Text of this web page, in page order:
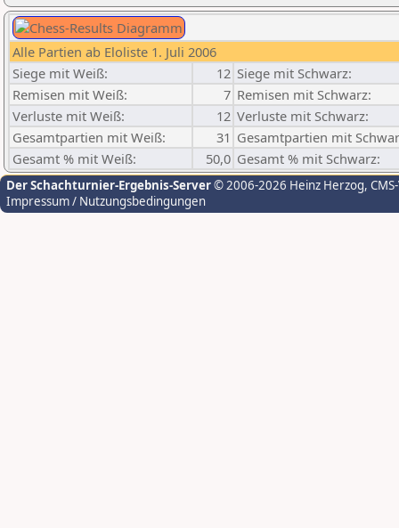
Alle Partien ab Eloliste 1. Juli 2006
Siege mit Weiß:
12 Siege mit Schwarz:
Remisen mit Weiß:
7 Remisen mit Schwarz:
Verluste mit Weiß:
12 Verluste mit Schwarz:
Gesamtpartien mit Weiß:
31 Gesamtpartien mit
Gesamt % mit Weiß:
50,0 Gesamt % mit Schwarz:
Der Schachturnier-Ergebnis-Server© 2006-2026 Heinz Herzog,
Impressum / Nutzungsbedingungen